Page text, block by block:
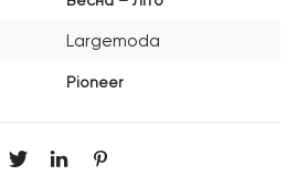
Largemoda
Pioneer